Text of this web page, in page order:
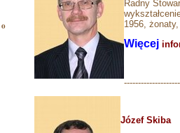
Radny
1956,
Więcej
Józef Skiba